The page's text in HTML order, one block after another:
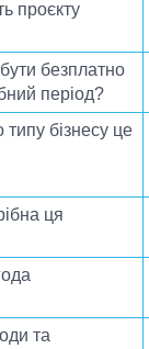
вимог і
заходів
(комплаєнсу
проєкту
безплатно
період?
типу бізнесу це
ця
та